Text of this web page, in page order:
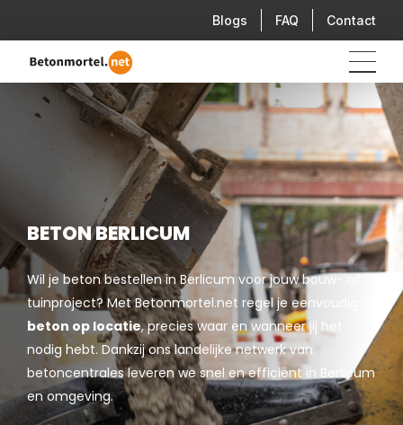
Blogs FAQ Contact
BETON BERLICUM
Wil je beton bestellen in Berlicum voor jouw bouw- of
tuinproject? Met Betonmortel.net regel je eenvoudig
beton op locatie, precies waar en wanneer jij het
nodig hebt. Dankzij ons landelijke netwerk van
betoncentrales leveren we snel en efficiënt in Berlicum
en omgeving.